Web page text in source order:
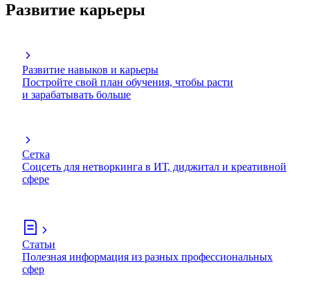
Развитие карьеры
Развитие навыков и карьеры
Постройте свой план обучения, чтобы расти
и зарабатывать больше
Сетка
Соцсеть для нетворкинга в ИТ, диджитал и креативной
сфере
Статьи
Полезная информация из разных профессиональных
сфер